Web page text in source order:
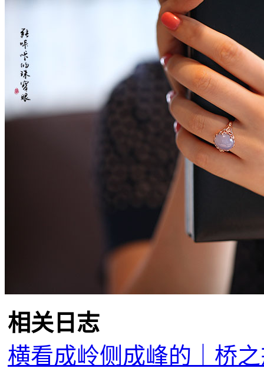
相关日志
横看成岭侧成峰的｜桥